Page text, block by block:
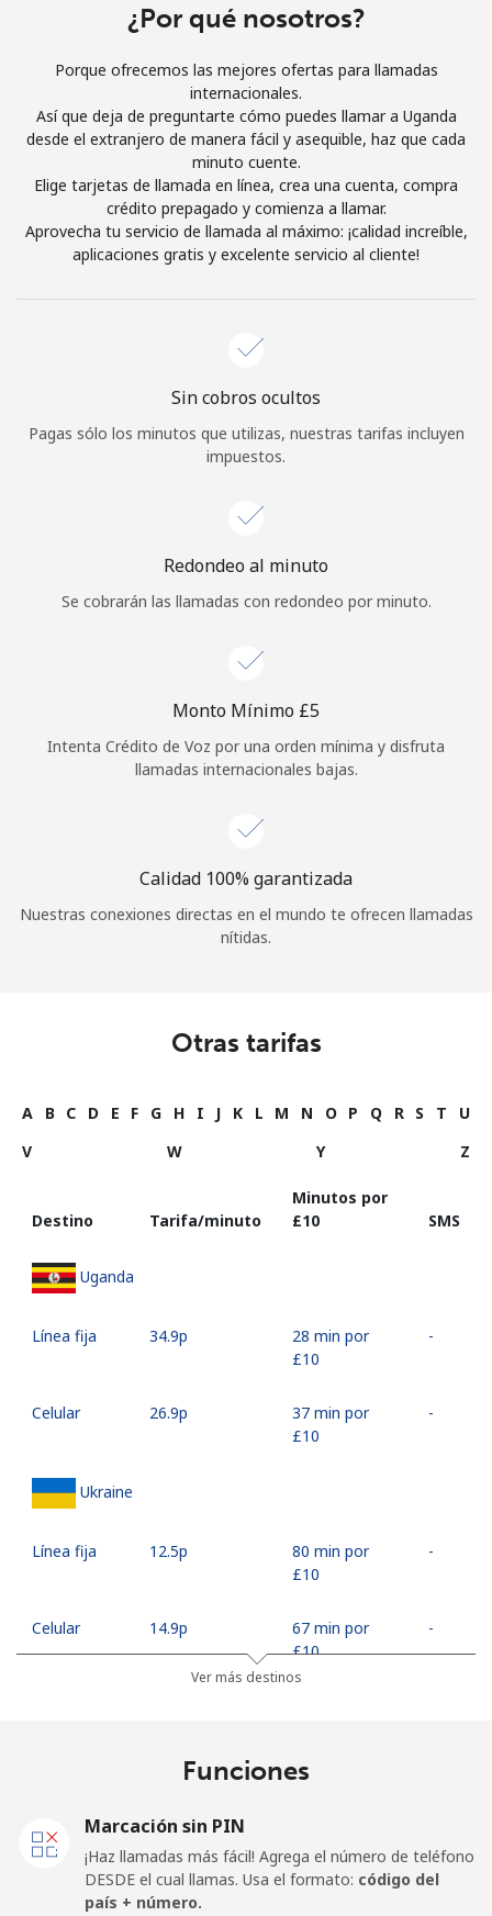
¡Hola!
Inicia sesión oREGÍSTRATE →
¿Olvidaste tu contraseña? →
Iniciar Sesión
¿Por qué nosotros?
Porque ofrecemos las mejores ofertas para llamadas
internacionales.
Así que deja de preguntarte cómo puedes llamar a Uganda
desde el extranjero de manera fácil y asequible, haz que cada
minuto cuente.
Elige tarjetas de llamada en línea, crea una cuenta, compra
crédito prepagado y comienza a llamar.
Aprovecha tu servicio de llamada al máximo: ¡calidad increíble,
aplicaciones gratis y excelente servicio al cliente!
Sin cobros ocultos
Pagas sólo los minutos que utilizas, nuestras tarifas incluyen
impuestos.
Redondeo al minuto
Se cobrarán las llamadas con redondeo por minuto.
Monto Mínimo ⁦£5⁩
Intenta Crédito de Voz por una orden mínima y disfruta
llamadas internacionales bajas.
Calidad 100% garantizada
Nuestras conexiones directas en el mundo te ofrecen llamadas
nítidas.
Otras tarifas
A B C D E F G H I J K L M N O P Q R S T
U
V
W Y Z
Destino Tarifa/minuto
Minutos por
⁦£10⁩
SMS
Uganda
Línea fija ⁦34.9p⁩
28 min por
⁦£10⁩
-
Celular ⁦26.9p⁩
37 min por
⁦£10⁩
-
Ukraine
Línea fija ⁦12.5p⁩
80 min por
⁦£10⁩
-
Celular ⁦14.9p⁩
67 min por
⁦£10⁩
-
⁦12.5p⁩
80 min por
Celular
⁦£10⁩
Ver más destinos
Funciones
Marcación sin PIN
¡Haz llamadas más fácil! Agrega el número de teléfono
DESDE el cual llamas. Usa el formato: código del
país + número.